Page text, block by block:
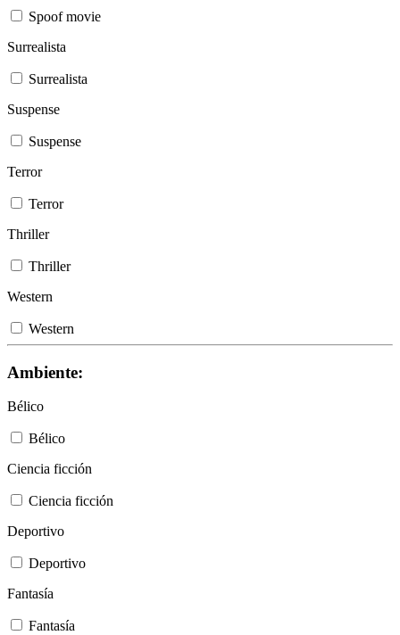
Spoof movie
Surrealista
Surrealista
Suspense
Suspense
Terror
Terror
Thriller
Thriller
Western
Western
Ambiente:
Bélico
Bélico
Ciencia ficción
Ciencia ficción
Deportivo
Deportivo
Fantasía
Fantasía